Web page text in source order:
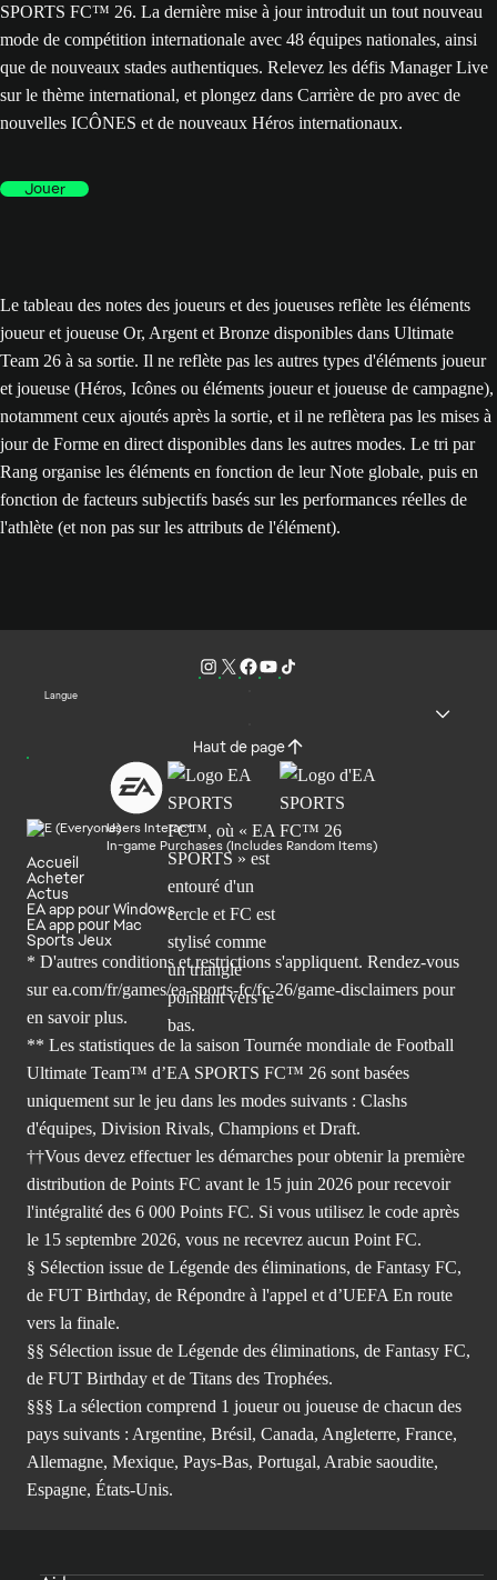
SPORTS FC™ 26. La dernière mise à jour introduit un tout nouveau
mode de compétition internationale avec 48 équipes nationales, ainsi
que de nouveaux stades authentiques. Relevez les défis Manager Live
sur le thème international, et plongez dans Carrière de pro avec de
nouvelles ICÔNES et de nouveaux Héros internationaux.
Jouer
Le tableau des notes des joueurs et des joueuses reflète les éléments
joueur et joueuse Or, Argent et Bronze disponibles dans Ultimate
Team 26 à sa sortie. Il ne reflète pas les autres types d'éléments joueur
et joueuse (Héros, Icônes ou éléments joueur et joueuse de campagne),
notamment ceux ajoutés après la sortie, et il ne reflètera pas les mises à
jour de Forme en direct disponibles dans les autres modes. Le tri par
Rang organise les éléments en fonction de leur Note globale, puis en
fonction de facteurs subjectifs basés sur les performances réelles de
l'athlète (et non pas sur les attributs de l'élément).
Langue
Haut de page
Users Interact
In-game Purchases (Includes Random Items)
Accueil
Acheter
Actus
EA app pour Windows
EA app pour Mac
Sports Jeux
* D'autres conditions et restrictions s'appliquent. Rendez-vous
sur ea.com/fr/games/ea-sports-fc/fc-26/game-disclaimers pour
en savoir plus.
** Les statistiques de la saison Tournée mondiale de Football
Ultimate Team™ d’EA SPORTS FC™ 26 sont basées
uniquement sur le jeu dans les modes suivants : Clashs
d'équipes, Division Rivals, Champions et Draft.
††Vous devez effectuer les démarches pour obtenir la première
distribution de Points FC avant le 15 juin 2026 pour recevoir
l'intégralité des 6 000 Points FC. Si vous utilisez le code après
le 15 septembre 2026, vous ne recevrez aucun Point FC.
§ Sélection issue de Légende des éliminations, de Fantasy FC,
de FUT Birthday, de Répondre à l'appel et d’UEFA En route
vers la finale.
§§ Sélection issue de Légende des éliminations, de Fantasy FC,
de FUT Birthday et de Titans des Trophées.
§§§ La sélection comprend 1 joueur ou joueuse de chacun des
pays suivants : Argentine, Brésil, Canada, Angleterre, France,
Allemagne, Mexique, Pays-Bas, Portugal, Arabie saoudite,
Espagne, États-Unis.